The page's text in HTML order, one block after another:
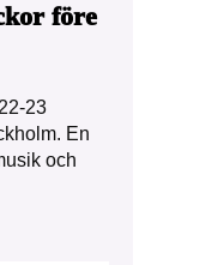
före
23
En
och